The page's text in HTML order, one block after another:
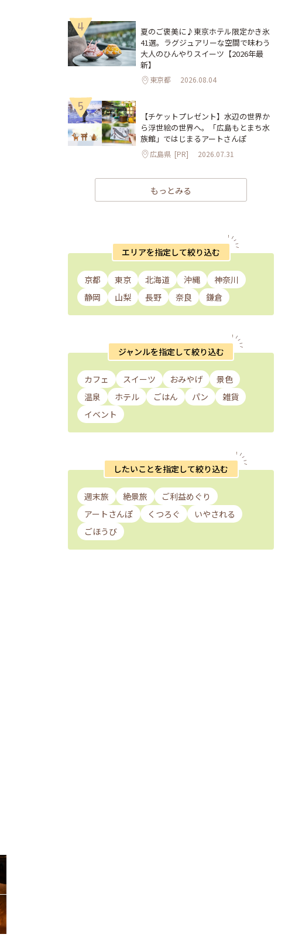
4
夏のご褒美に♪東京ホテル限定かき氷
41選。ラグジュアリーな空間で味わう
大人のひんやりスイーツ【2026年最
新】
東京都 2026.08.04
5
【チケットプレゼント】水辺の世界か
ら浮世絵の世界へ。「広島もとまち水
族館」ではじまるアートさんぽ
広島県 [PR] 2026.07.31
もっとみる
エリアを指定して絞り込む
京都 東京 北海道 沖縄
神奈川
静岡
山梨 長野 奈良 鎌倉
ジャンルを指定して絞り込む
カフェ スイーツ おみやげ
景色
温泉
ホテル ごはん パン
雑貨
イベント
したいことを指定して絞り込む
週末旅 絶景旅
ご利益めぐり
アートさんぽ
くつろぐ
いやされる
ごほうび